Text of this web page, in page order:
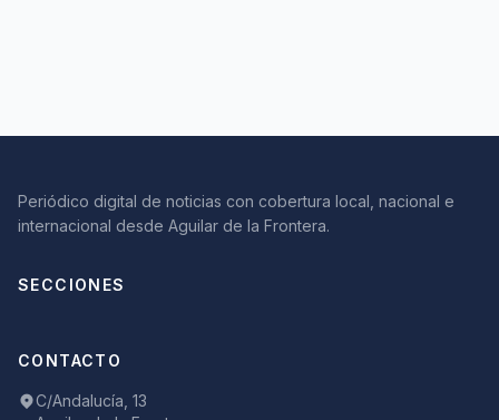
Periódico digital de noticias con cobertura local, nacional e
internacional desde Aguilar de la Frontera.
SECCIONES
CONTACTO
C/Andalucía, 13